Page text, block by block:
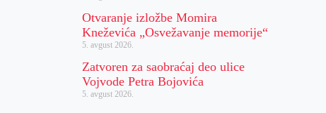
Otvaranje izložbe Momira
Kneževića „Osvežavanje memorije“
5. avgust 2026.
Zatvoren za saobraćaj deo ulice
Vojvode Petra Bojovića
5. avgust 2026.